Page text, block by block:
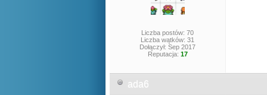
Liczba postów: 70
Liczba wątków: 31
Dołączył: Sep 2017
Reputacja: 17
ada6